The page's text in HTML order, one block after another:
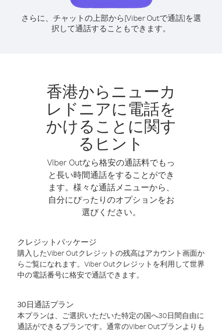
さらに、チャットの上部から[Viber Outで通話]を選
択して通話することもできます。
香港からニューカ
レドニアに電話を
かけることに関す
るヒント
Viber Outなら格安の通話料でもっ
と長い時間通話をすることができ
ます。様々な通話メニューから、
自分にぴったりのオプションをお
選びください。
クレジットパッケージ
購入したViber Outクレジットの残高はアカウント画面か
らご覧になれます。Viber Outクレジットを利用して世界
中の電話番号に格安で通話できます。
30日通話プラン
本プランは、ご選択いただいた特定の国へ30日間自由に
通話ができるプランです。通常のViber Outプランよりも